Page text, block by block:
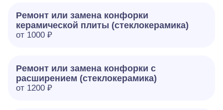
Ремонт или замена конфорки
керамической плиты (стеклокерамика)
от 1000 ₽
Ремонт или замена конфорки с
расширением (стеклокерамика)
от 1200 ₽